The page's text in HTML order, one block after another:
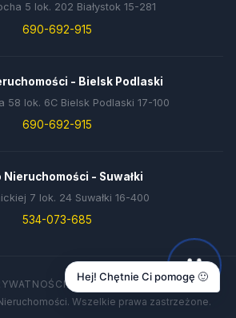
5 lok. 202 Białystok 15-281
690-692-915
- Bielsk Podlaski
58 lok. 6C Bielsk Podlaski 17-100
690-692-915
Nieruchomości - Suwałki
7 lok. 24 Suwałki 16-400
534-073-685
DANE FIRMYKONTAKT
Wszelkie prawa zastrzeżone.
Hej! Chętnie Ci pomogę 🙂